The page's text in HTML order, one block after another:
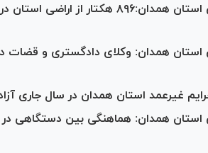
رئیس کل دادگستری استان همدان:۸۹۶
همدان: وکلای دادگستری و قضات
همدان: هماهنگی بین دستگاهی در